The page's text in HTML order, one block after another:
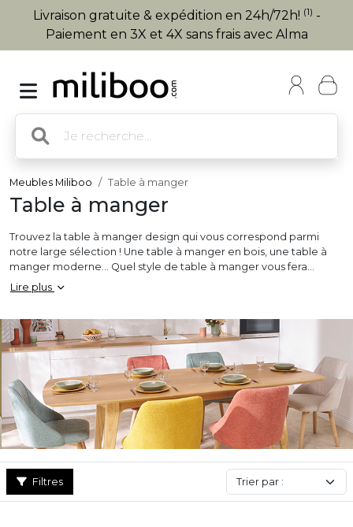
Livraison gratuite & expédition en 24h/72h! (1) -
Paiement en 3X et 4X sans frais avec Alma
Meubles Miliboo Table à manger
Table à manger
Trouvez la table à manger design qui vous correspond parmi
notre large sélection ! Une table à manger en bois, une table à
manger moderne… Quel style de table à manger vous fera
craquer ? En version
jusqu’à 12 personnes ou en version
la table à manger ronde, carrée ou rectangulaire idéale pour
recevoir comme il se doit !
Lire plus
Filtres